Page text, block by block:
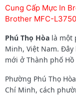
Cung Cấp Mực In
Brother MFC-
Phú Thọ Hòa là một
Minh, Việt Nam.
mới ở Thành phố
Phường Phú Thọ
Chí Minh, cách